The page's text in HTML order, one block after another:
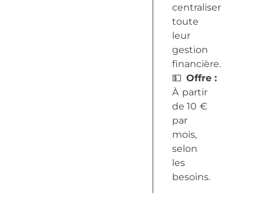
centraliser
toute
leur
gestion
financière.
💵 Offre:
À partir
de 10 €
par
mois,
selon
les
besoins.